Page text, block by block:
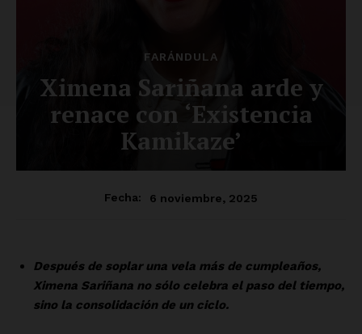
FARÁNDULA
Ximena Sariñana arde y
renace con ‘Existencia
Kamikaze’
Fecha: 6 noviembre, 2025
Después de soplar una vela más de cumpleaños,
Ximena Sariñana no sólo celebra el paso del tiempo,
sino la consolidación de un ciclo.